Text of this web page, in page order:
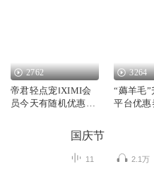
2762
帝君轻点宠‖XIMI会
员今天有随机优惠
3264
“薅羊毛
平台优惠
国庆节
11 2.1万